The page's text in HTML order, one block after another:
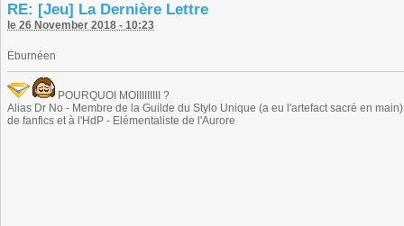
RE: [Jeu] La Dernière Lettre
le 26 November 2018 - 10:23
Éburnéen
POURQUOI MOIIIIIIIII ?
Alias Dr No - Membre de la Guilde du Stylo Unique (a eu l'artefact sacré en
de fanfics et à l'HdP - Elémentaliste de l'Aurore